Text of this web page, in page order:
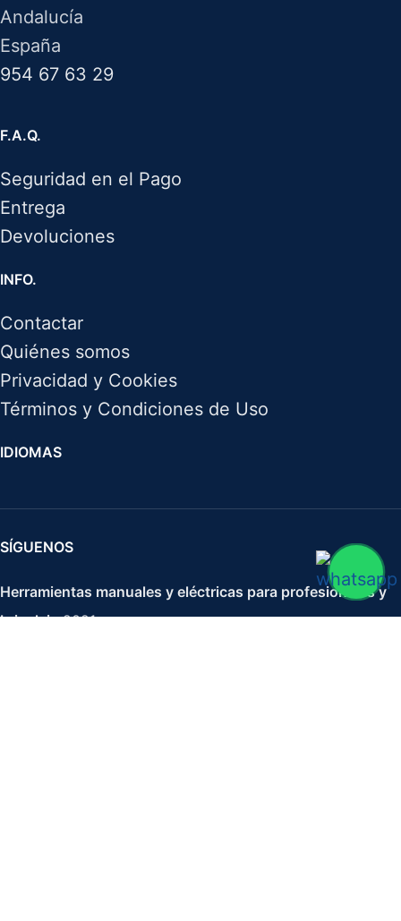
Andalucía
España
954 67 63 29
F.A.Q.
Seguridad en el Pago
Entrega
Devoluciones
INFO.
Contactar
Quiénes somos
Privacidad y Cookies
Términos y Condiciones de Uso
IDIOMAS
SÍGUENOS
Herramientas manuales y eléctricas para profesionales y
bricolaje 2021